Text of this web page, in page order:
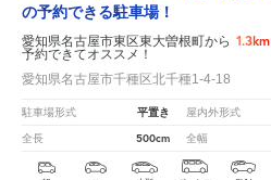
の予約できる駐車場！
愛知県名古屋市東区東大曽根町から 1.3km
予約できてオススメ！
愛知県名古屋市千種区北千種1-4-18
駐車場形式 平置き 屋内外形式
全長 500cm 全幅